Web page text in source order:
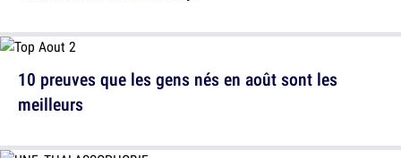
10 preuves que les gens nés en août sont les
meilleurs